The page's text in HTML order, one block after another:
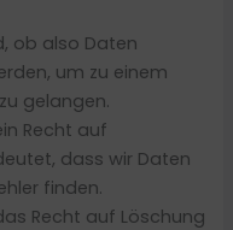
ob also Daten
um zu einem
gelangen.
Recht auf
dass wir Daten
finden.
Recht auf Löschung